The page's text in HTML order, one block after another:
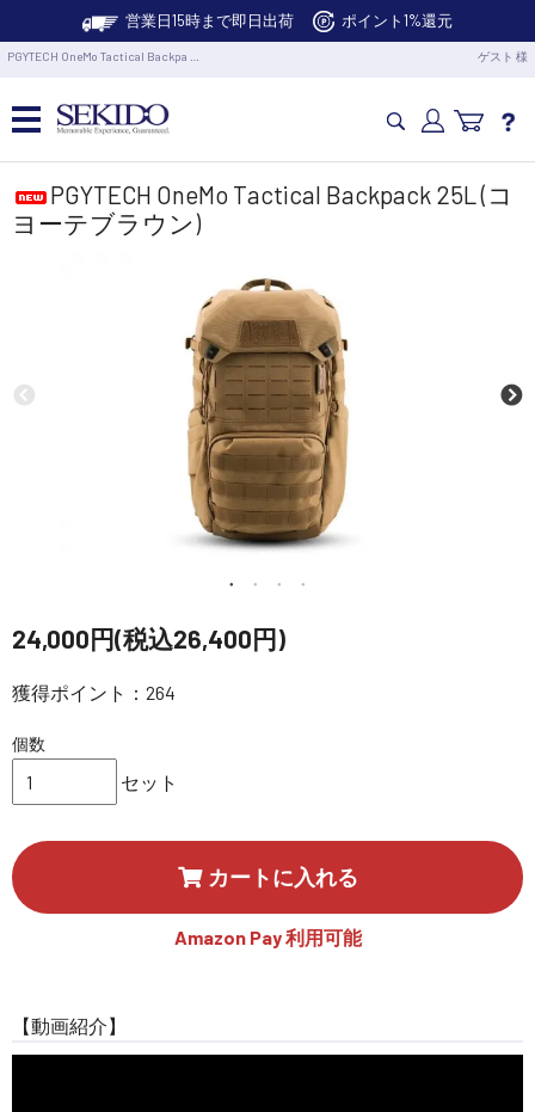
営業日15時まで即日出荷 ポイント1%還元
PGYTECH OneMo Tactical Backpa … ゲスト 様
カメラドローン・生活家電
業務用ドローン・業務関連製品
水中ドローン(ROV)・水中スクーター
講習会･国家資格･WEBセミナー
定期配信!
サポート・Q&A / 法人・学生のお客様
SEKIDO
PGYTECH OneMo Tactical Backpack 25L (コ
ヨーテブラウン)
24,000円(税込26,400円)
獲得ポイント：264
個数
セット
カートに入れる
Amazon Pay 利用可能
【動画紹介】